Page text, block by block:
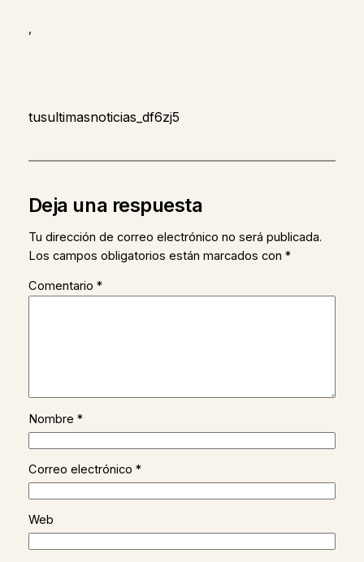
,
tusultimasnoticias_df6zj5
Deja una respuesta
Tu dirección de correo electrónico no será publicada.
Los campos obligatorios están marcados con *
Comentario *
Nombre *
Correo electrónico *
Web